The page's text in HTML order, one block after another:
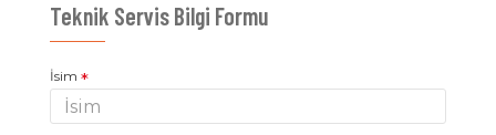
Teknik Servis Bilgi Formu
İsim